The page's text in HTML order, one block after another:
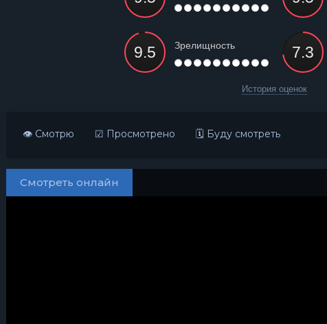
Зрелищность
История оценок
👁 Смотрю ☑ Просмотрено 🗓 Буду смотреть
Смотреть онлайн